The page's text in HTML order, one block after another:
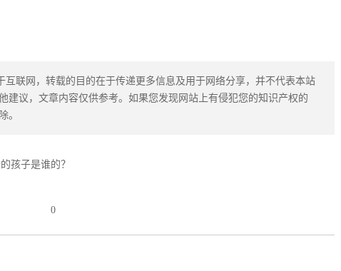
互联网，转载的目的在于传递更多信息及用于网络分享，并不代表本站
建议，文章内容仅供参考。如果您发现网站上有侵犯您的知识产权的
。
孩子是谁的？
0